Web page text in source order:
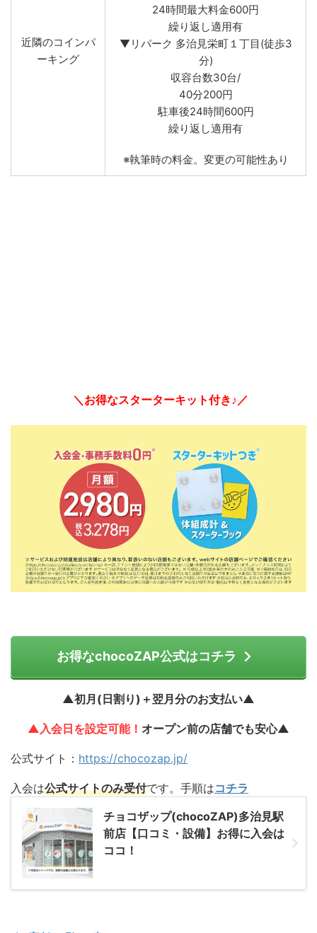
近隣のコインパ
ーキング
24時間最大料金600円
繰り返し適用有
▼リパーク 多治見栄町１丁目(徒歩3
分)
収容台数30台/
40分200円
駐車後24時間600円
繰り返し適用有
※執筆時の料金。変更の可能性あり
＼お得なスターターキット付き♪／
お得なchocoZAP公式はコチラ
▲初月(日割り)＋翌月分のお支払い▲
▲入会日を設定可能！ オープン前の店舗でも安心▲
公式サイト： https://chocozap.jp/
入会は公式サイトのみ受付です。手順はコチラ
チョコザップ(chocoZAP)多治見駅
前店【口コミ・設備】お得に入会は
ココ！